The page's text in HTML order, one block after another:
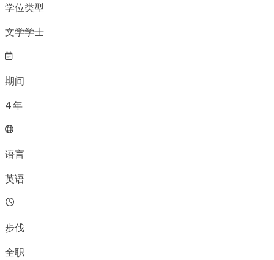
学位类型
文学学士
期间
4年
语言
英语
步伐
全职